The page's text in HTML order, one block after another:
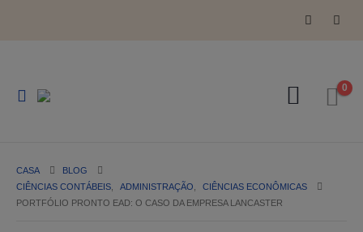
0
CASA
BLOG
CIÊNCIAS CONTÁBEIS
ADMINISTRAÇÃO
CIÊNCIAS ECONÔMICAS
PORTFÓLIO PRONTO EAD: O CASO DA EMPRESA LANCASTER